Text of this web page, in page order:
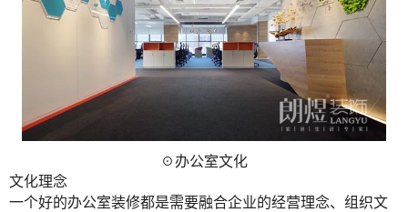
☉办公室文化
文化理念
一个好的办公室装修都是需要融合企业的经营理念、组织文